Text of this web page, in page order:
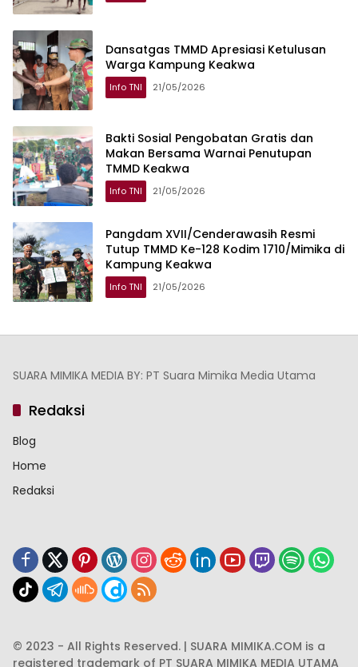
Dansatgas TMMD Apresiasi Ketulusan
Warga Kampung Keakwa
Info TNI 21/05/2026
Bakti Sosial Pengobatan Gratis dan
Makan Bersama Warnai Penutupan
TMMD Keakwa
Info TNI 21/05/2026
Pangdam XVII/Cenderawasih Resmi
Tutup TMMD Ke-128 Kodim 1710/Mimika di
Kampung Keakwa
Info TNI 21/05/2026
SUARA MIMIKA MEDIA BY: PT Suara Mimika Media Utama
Redaksi
Blog
Home
Redaksi
© 2023 - All Rights Reserved. | SUARA MIMIKA.COM is a
registered trademark of PT SUARA MIMIKA MEDIA UTAMA